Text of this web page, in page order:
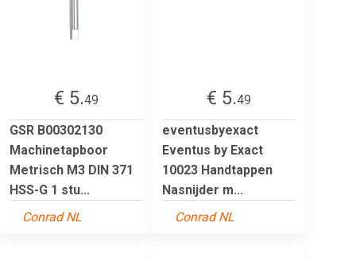
€ 5.49
GSR B00302130
Machinetapboor
Metrisch M3 DIN 371
HSS-G 1 stu...
Conrad NL
€ 5.49
eventusbyexact
Eventus by Exact
10023 Handtappen
Nasnijder m...
Conrad NL